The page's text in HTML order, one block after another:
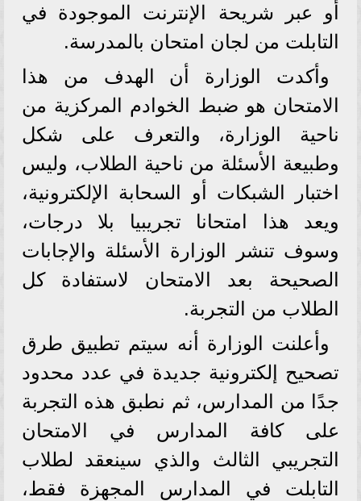
أو عبر شريحة الإنترنت الموجودة في
التابلت من لجان امتحان بالمدرسة.
وأكدت الوزارة أن الهدف من هذا
الامتحان هو ضبط الخوادم المركزية من
ناحية الوزارة، والتعرف على شكل
وطبيعة الأسئلة من ناحية الطلاب، وليس
اختبار الشبكات أو السحابة الإلكترونية،
ويعد هذا امتحانا تجريبيا بلا درجات،
وسوف تنشر الوزارة الأسئلة والإجابات
الصحيحة بعد الامتحان لاستفادة كل
الطلاب من التجربة.
وأعلنت الوزارة أنه سيتم تطبيق طرق
تصحيح إلكترونية جديدة في عدد محدود
جدًا من المدارس، ثم نطبق هذه التجربة
على كافة المدارس في الامتحان
التجريبي الثالث والذي سينعقد لطلاب
التابلت في المدارس المجهزة فقط،